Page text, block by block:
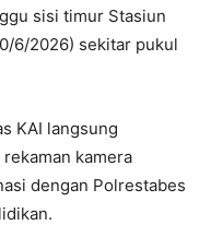
sisi timur Stasiun
6/2026) sekitar pukul
KAI langsung
kamera
dengan Polrestabes